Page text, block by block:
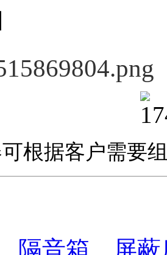
根据客户需要
隔音箱、屏